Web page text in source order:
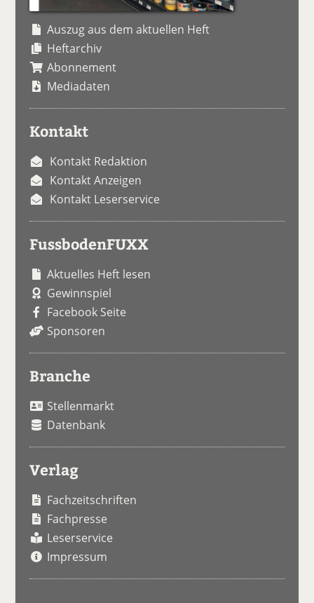
Auszug aus dem aktuellen Heft
Heftarchiv
Abonnement
Mediadaten
Kontakt
Kontakt Redaktion
Kontakt Anzeigen
Kontakt Leserservice
FussbodenFUXX
Aktuelles Heft lesen
Gewinnspiel
Facebook Seite
Sponsoren
Branche
Stellenmarkt
Datenbank
Verlag
Fachzeitschriften
Fachpresse
Leserservice
Impressum